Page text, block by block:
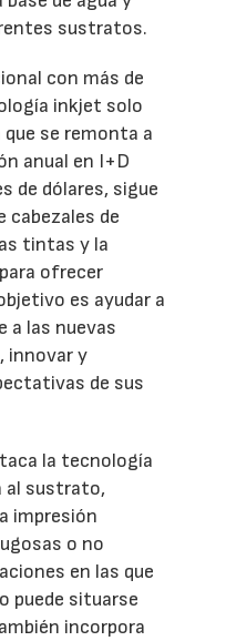
sustratos.
con más de
inkjet solo
se remonta a
anual en I+D
de dólares, sigue
cabezales de
tintas y la
ofrecer
es ayudar a
a las nuevas
innovar y
de sus
la tecnología
al sustrato,
impresión
o no
en las que
puede situarse
incorpora